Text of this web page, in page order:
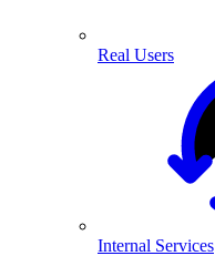
Real Users
Internal Services